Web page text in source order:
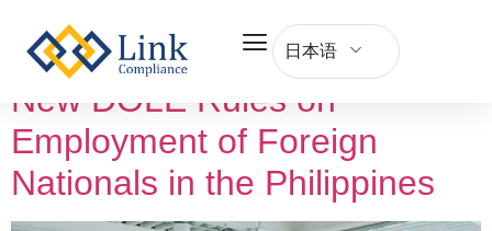
日本语
Category: Philippines
New DOLE Rules on
Employment of Foreign
Nationals in the Philippines